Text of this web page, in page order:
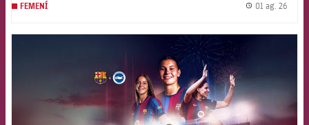
FEMENÍ 01 ag. 26
FCB Barcelona badge